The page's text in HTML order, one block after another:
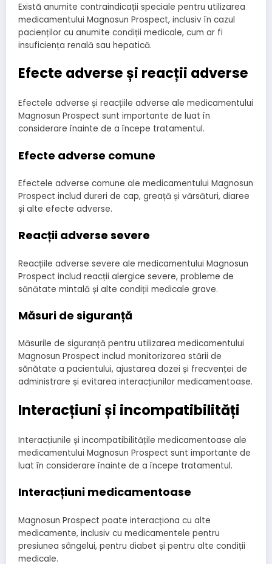
Există anumite contraindicații speciale pentru utilizarea
medicamentului Magnosun Prospect, inclusiv în cazul
pacienților cu anumite condiții medicale, cum ar fi
insuficiența renală sau hepatică.
Efecte adverse și reacții adverse
Efectele adverse și reacțiile adverse ale medicamentului
Magnosun Prospect sunt importante de luat în
considerare înainte de a începe tratamentul.
Efecte adverse comune
Efectele adverse comune ale medicamentului Magnosun
Prospect includ dureri de cap, greață și vărsături, diaree
și alte efecte adverse.
Reacții adverse severe
Reacțiile adverse severe ale medicamentului Magnosun
Prospect includ reacții alergice severe, probleme de
sănătate mintală și alte condiții medicale grave.
Măsuri de siguranță
Măsurile de siguranță pentru utilizarea medicamentului
Magnosun Prospect includ monitorizarea stării de
sănătate a pacientului, ajustarea dozei și frecvenței de
administrare și evitarea interacțiunilor medicamentoase.
Interacțiuni și incompatibilități
Interacțiunile și incompatibilitățile medicamentoase ale
medicamentului Magnosun Prospect sunt importante de
luat în considerare înainte de a începe tratamentul.
Interacțiuni medicamentoase
Magnosun Prospect poate interacționa cu alte
medicamente, inclusiv cu medicamentele pentru
presiunea sângelui, pentru diabet și pentru alte condiții
medicale.